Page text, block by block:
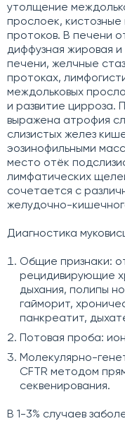
утолщение
прослоек,
протоков. В печени
диффузная жировая
печени, желчные
протоках,
междольковых
и развитие цирроза.
выражена атрофия
слизистых желез
эозинофильными
место отёк
лимфатических
сочетается с
желудочно-
Диагностика
Общие признаки:
рецидивирующие
дыхания, полипы
гайморит,
панкреатит,
Потовая проба:
Молекулярно-
CFTR методом
секвенирования.
В 1-3% случаев